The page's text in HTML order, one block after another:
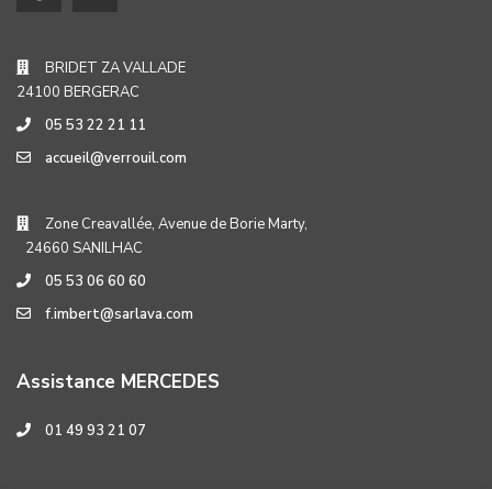
BRIDET ZA VALLADE
24100 BERGERAC
05 53 22 21 11
accueil@verrouil.com
Zone Creavallée, Avenue de Borie Marty,
24660 SANILHAC
05 53 06 60 60
f.imbert@sarlava.com
Assistance MERCEDES
01 49 93 21 07